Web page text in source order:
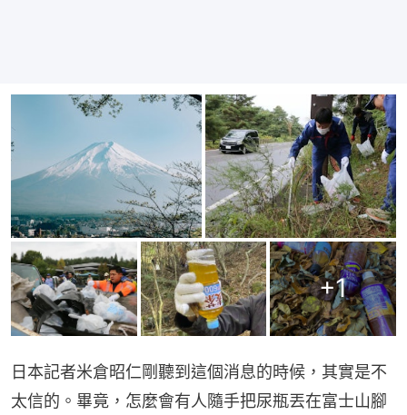
+1
日本記者米倉昭仁剛聽到這個消息的時候，其實是不
太信的。畢竟，怎麼會有人隨手把尿瓶丟在富士山腳